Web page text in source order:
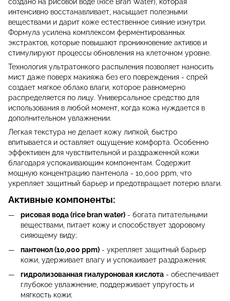
интенсивно восстанавливает, насыщает полезными
веществами и дарит коже естественное сияние изнутри.
Формула усилена комплексом ферментированных
экстрактов, которые повышают проникновение активов и
стимулируют процессы обновления на клеточном уровне.
Технология ультратонкого распыления позволяет наносить
мист даже поверх макияжа без его повреждения - спрей
создает мягкое облако влаги, которое равномерно
распределяется по лицу. Универсальное средство для
использования в любой момент, когда кожа нуждается в
дополнительном увлажнении.
Легкая текстура не делает кожу липкой, быстро
впитывается и оставляет ощущение комфорта. Особенно
эффективен для чувствительной и раздраженной кожи
благодаря успокаивающим компонентам. Содержит
мощную концентрацию пантенола - 10,000 ppm, что
укрепляет защитный барьер и предотвращает потерю влаги.
Активные компоненты:
рисовая вода (rice bran water) - богата питательными
веществами, питает кожу и способствует здоровому
сияющему виду;
пантенол (10,000 ppm) - укрепляет защитный барьер
кожи, удерживает влагу и успокаивает раздражения;
гидролизованная гиалуроновая кислота - обеспечивает
глубокое увлажнение, поддерживает упругость и
мягкость кожи;